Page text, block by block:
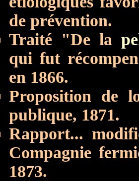
de prévention.
Traité "De la
qui fut
en 1866.
Proposition de
publique, 1871.
Rapport...
Compagnie
1873.